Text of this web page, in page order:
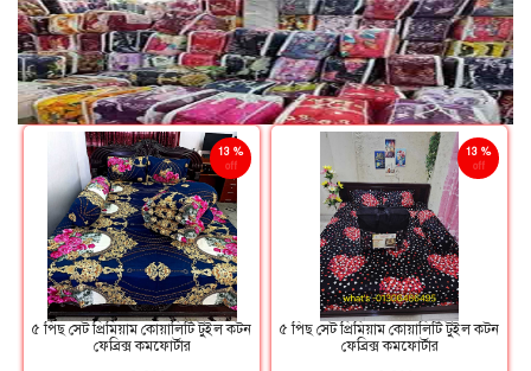
13 %
off
৫ পিছ সেট প্রিমিয়াম কোয়ালিটি টুইল কটন
ফেব্রিক্স কমফোর্টার
13 %
off
৫ পিছ সেট প্রিমিয়াম কোয়ালিটি টুইল কটন
ফেব্রিক্স কমফোর্টার